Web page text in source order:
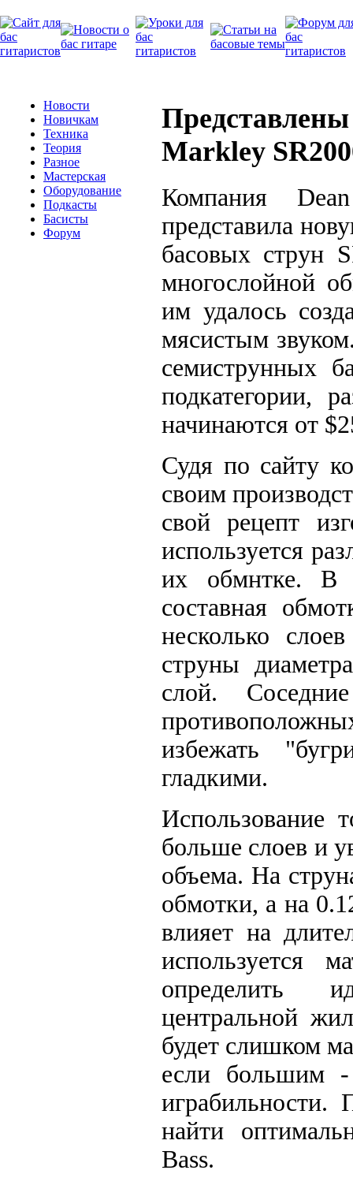
Новости
Новичкам
Техника
Теория
Разное
Мастерская
Оборудование
Подкасты
Басисты
Форум
Markley
Компания
представила
басовых струн
многослойной
им удалось
мясистым
семиструнных
подкатегории,
начинаются от
Судя по сайту
своим
свой рецепт
используется
их обмнтке. В
составная
несколько
струны
слой.
избежать
гладкими.
Использование
больше слоев и
объема. На
обмотки, а на
влияет на
используется
определить
центральной
будет слишком
если большим -
найти
Bass.